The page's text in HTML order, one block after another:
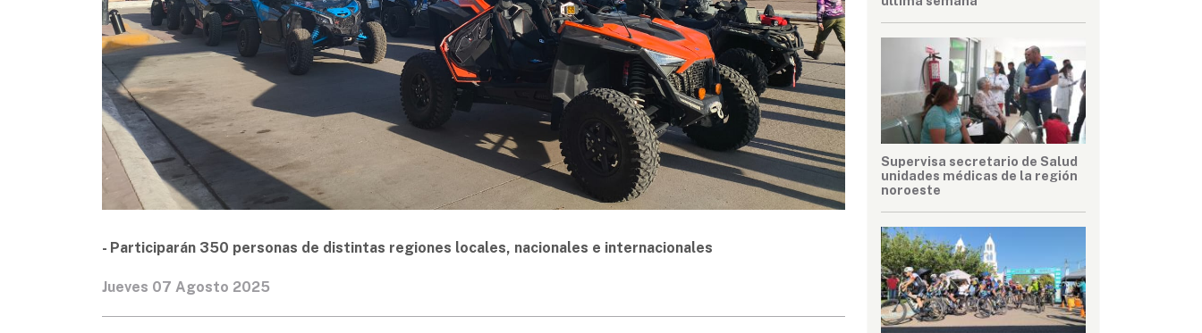
- Participarán 350 personas de distintas regiones locales, nacionales e internacionales
Jueves 07 Agosto 2025
Supervisa secretario de Salud
unidades médicas de la región
noroeste